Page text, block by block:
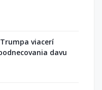
viacerí
davu